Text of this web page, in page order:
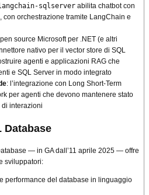
sqlserver abilita chatbot con
con orchestrazione tramite LangChain e
source Microsoft per .NET (e altri
nativo per il vector store di SQL
agenti e applicazioni RAG che
e SQL Server in modo integrato
: l’integrazione con Long Short-Term
per agenti che devono mantenere stato
interazioni
Database
— in GA dall’11 aprile 2025 — offre
sviluppatori:
performance del database in linguaggio